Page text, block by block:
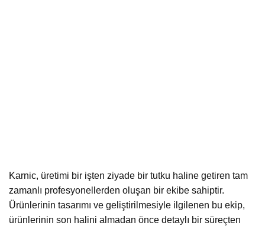
Karnic, üretimi bir işten ziyade bir tutku haline getiren tam
zamanlı profesyonellerden oluşan bir ekibe sahiptir.
Ürünlerinin tasarımı ve geliştirilmesiyle ilgilenen bu ekip,
ürünlerinin son halini almadan önce detaylı bir süreçten